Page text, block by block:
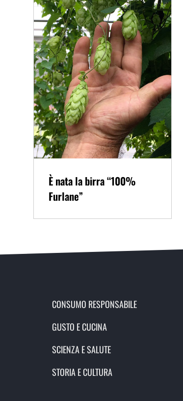
È nata la birra “100%
Furlane”
CONSUMO RESPONSABILE
GUSTO E CUCINA
SCIENZA E SALUTE
STORIA E CULTURA